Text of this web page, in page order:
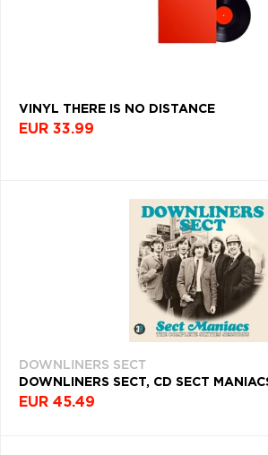
VINYL THERE IS NO DISTANCE
EUR 33.99
DOWNLINERS SECT
DOWNLINERS SECT, CD SECT
EUR 45.49